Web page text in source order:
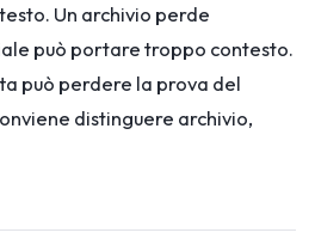
Un archivio perde
può portare troppo contesto.
può perdere la prova del
distinguere archivio,